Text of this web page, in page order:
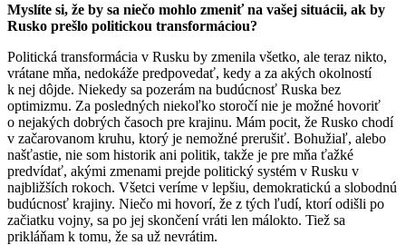
Myslíte si, že by sa niečo mohlo zmeniť na vašej situácii, ak by
Rusko prešlo politickou transformáciou?
Politická transformácia v Rusku by zmenila všetko, ale teraz nikto,
vrátane mňa, nedokáže predpovedať, kedy a za akých okolností
k nej dôjde. Niekedy sa pozerám na budúcnosť Ruska bez
optimizmu. Za posledných niekoľko storočí nie je možné hovoriť
o nejakých dobrých časoch pre krajinu. Mám pocit, že Rusko chodí
v začarovanom kruhu, ktorý je nemožné prerušiť. Bohužiaľ, alebo
našťastie, nie som historik ani politik, takže je pre mňa ťažké
predvídať, akými zmenami prejde politický systém v Rusku v
najbližších rokoch. Všetci veríme v lepšiu, demokratickú a slobodnú
budúcnosť krajiny. Niečo mi hovorí, že z tých ľudí, ktorí odišli po
začiatku vojny, sa po jej skončení vráti len málokto. Tiež sa
prikláňam k tomu, že sa už nevrátim.